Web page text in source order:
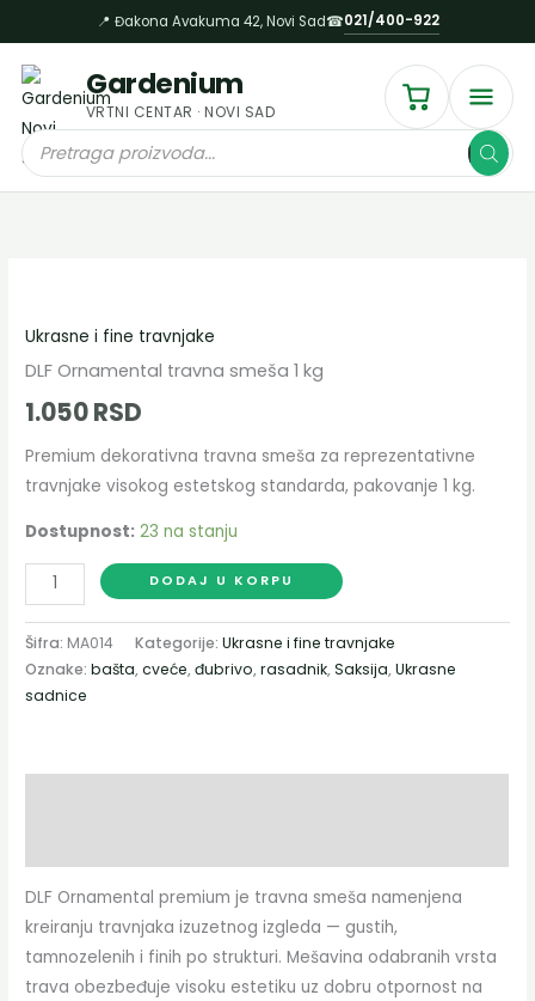
на
садржај
📍 Đakona Avakuma 42, Novi Sad☎021/400-922
Gardenium
VRTNI CENTAR · NOVI SAD
Products
search
Ukrasne i fine travnjake
DLF Ornamental travna smeša 1 kg
1.050RSD
Premium dekorativna travna smeša za reprezentativne
travnjake visokog estetskog standarda, pakovanje 1 kg.
Dostupnost: 23 na stanju
travna
smeša
1
količina
DODAJ U KORPU
Šifra: MA014 Kategorije:Ukrasne i fine travnjake
Oznake:bašta,cveće,đubrivo,rasadnik,Saksija,Ukrasne
sadnice
DLF Ornamental premium je travna smeša namenjena
kreiranju travnjaka izuzetnog izgleda — gustih,
tamnozelenih i finih po strukturi. Mešavina odabranih vrsta
trava obezbeđuje visoku estetiku uz dobru otpornost na
1
kg
količina